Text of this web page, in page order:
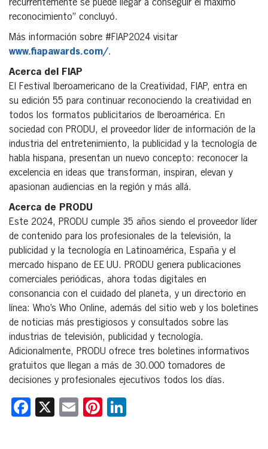
recurrentemente se puede llegar a conseguir el máximo
reconocimiento” concluyó.
Más información sobre #FIAP2024 visitar
www.fiapawards.com/.
Acerca del FIAP
El Festival Iberoamericano de la Creatividad, FIAP, entra en
su edición 55 para continuar reconociendo la creatividad en
todos los formatos publicitarios de Iberoamérica. En
sociedad con PRODU, el proveedor líder de información de la
industria del entretenimiento, la publicidad y la tecnología de
habla hispana, presentan un nuevo concepto: reconocer la
excelencia en ideas que transforman, inspiran, elevan y
apasionan audiencias en la región y más allá.
Acerca de PRODU
Este 2024, PRODU cumple 35 años siendo el proveedor líder
de contenido para los profesionales de la televisión, la
publicidad y la tecnología en Latinoamérica, España y el
mercado hispano de EE UU. PRODU genera publicaciones
comerciales periódicas, ahora todas digitales en
consonancia con el cuidado del planeta, y un directorio en
línea: Who’s Who Online, además del sitio web y los boletines
de noticias más prestigiosos y consultados sobre las
industrias de televisión, publicidad y tecnología.
Adicionalmente, PRODU ofrece tres boletines informativos
gratuitos que llegan a más de 30.000 tomadores de
decisiones y profesionales ejecutivos todos los días.
Facebook
X EmailPinterest